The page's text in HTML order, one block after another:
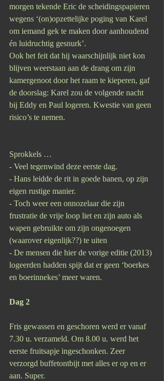
morgen tekende Eric de scheidingspapieren
wegens ‘(on)opzettelijke poging van Karel
om iemand gek te maken door aanhoudend
én luidruchtig gesnurk’.
Ook het feit dat hij waarschijnlijk niet kon
blijven weerstaan aan de drang om zijn
kamergenoot door het raam te kieperen, gaf
de doorslag: Karel zou de volgende nacht
bij Eddy en Paul logeren. Kwestie van geen
risico’s te nemen.
Sprokkels …
- Veel tegenwind deze eerste dag.
- Hans leidde de rit in goede banen, op zijn
eigen rustige manier.
- Toch weer een onnozelaar die zijn
frustratie de vrije loop liet en zijn auto als
wapen gebruikte om zijn ongenoegen
(waarover eigenlijk??) te uiten
- De mensen die hier de vorige editie (2013)
logeerden hadden spijt dat er geen ‘boerkes
en boerinnekes’ meer waren.
Dag 2
Fris gewassen en geschoren werd er vanaf
7.30 u. verzameld. Om 8.00 u. werd het
eerste fruitsapje ingeschonken. Zeer
verzorgd buffetontbijt met alles er op en er
aan. Super.